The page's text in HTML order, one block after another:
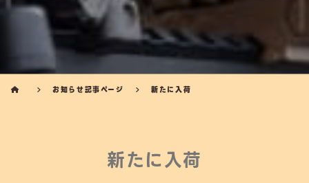
お知らせ記事ページ 新たに入荷
新たに入荷